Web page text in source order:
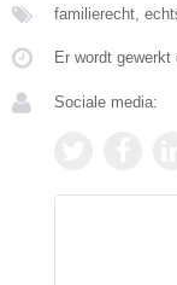
familierecht,
Er wordt gewerkt
Sociale media: